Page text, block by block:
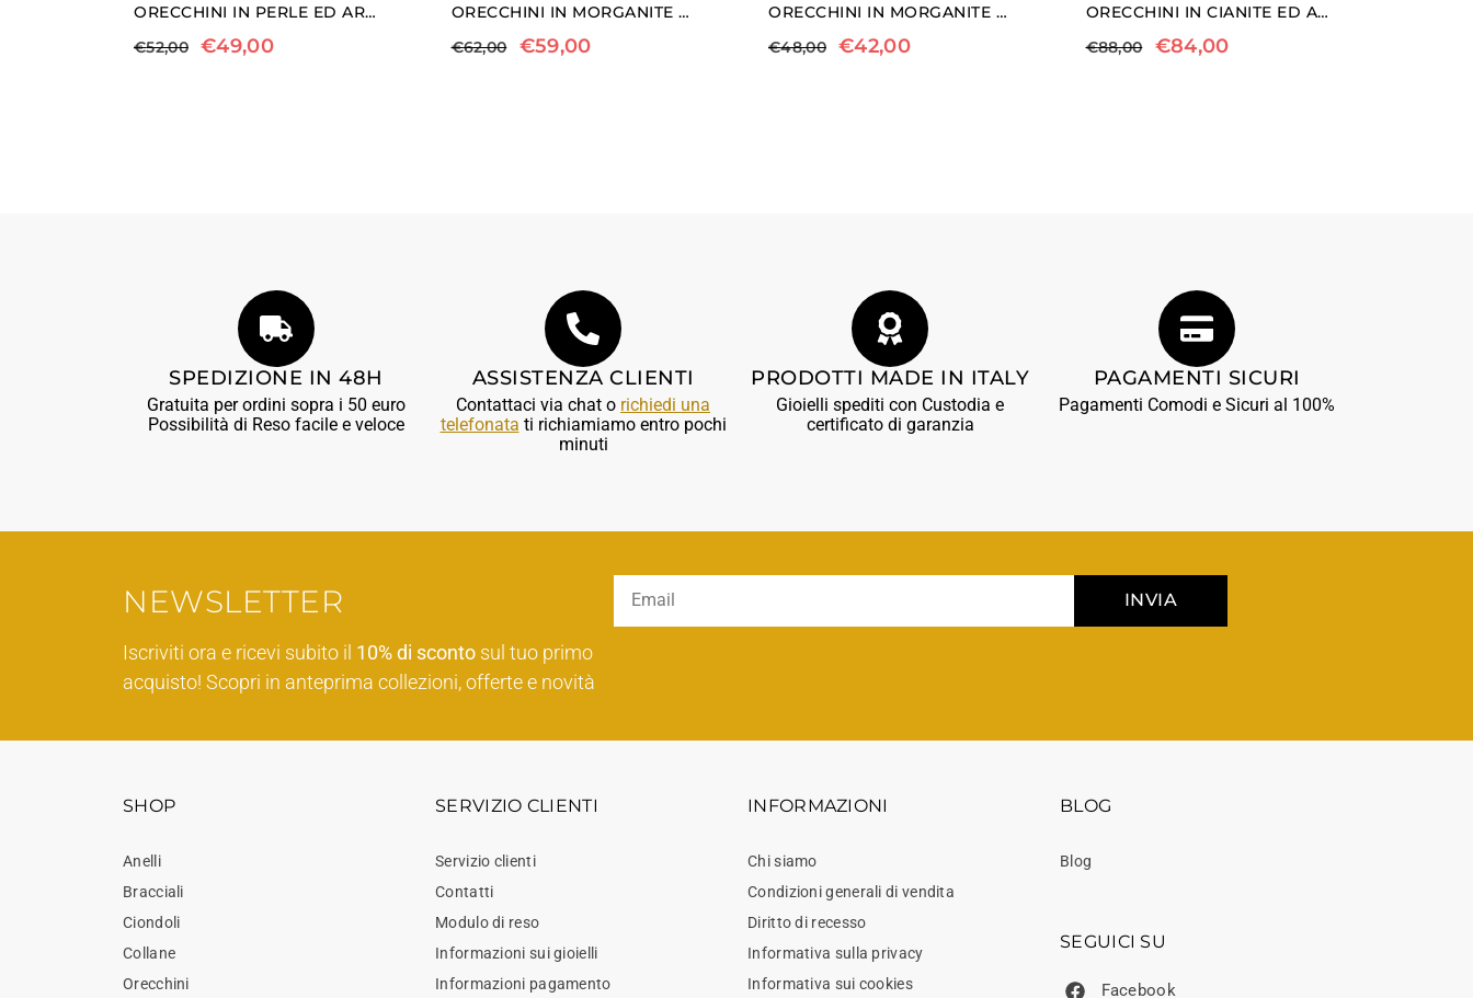
ORECCHINI IN PERLE ED ARGENTO
€52,00 €49,00
ORECCHINI IN MORGANITE ED AGATA BOTSWANA A SFERA
€62,00 €59,00
ORECCHINI IN MORGANITE ED AGATA BOTSWANA ROSA
€48,00 €42,00
ORECCHINI IN CIANITE ED ARGENTO
€88,00 €84,00
SPEDIZIONE IN 48H
Gratuita per ordini sopra i 50 euro
Possibilità di Reso facile e veloce
ASSISTENZA CLIENTI
Contattaci via chat o richiedi una
telefonata ti richiamiamo entro pochi
minuti
PRODOTTI MADE IN ITALY
Gioielli spediti con Custodia e
certificato di garanzia
PAGAMENTI SICURI
Pagamenti Comodi e Sicuri al 100%
NEWSLETTER
Iscriviti ora e ricevi subito il 10% di sconto sul tuo primo
acquisto! Scopri in anteprima collezioni, offerte e novità
INVIA
SHOP
Anelli
Bracciali
Ciondoli
Collane
Orecchini
SERVIZIO CLIENTI
Servizio clienti
Contatti
Modulo di reso
Informazioni sui gioielli
Informazioni pagamento
INFORMAZIONI
Chi siamo
Condizioni generali di vendita
Diritto di recesso
Informativa sulla privacy
Informativa sui cookies
BLOG
Blog
SEGUICI SU
Facebook